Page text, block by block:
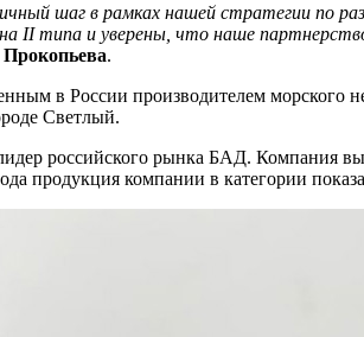
шаг в рамках нашей стратегии по
II типа и уверены, что наше
.
в России производителем морского
Светлый.
российского рынка БАД. Компания
продукция компании в категории